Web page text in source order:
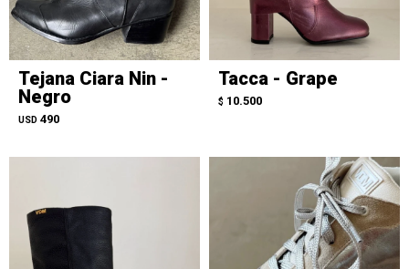
Tejana Ciara Nin -
Negro
USD 490
Tacca - Grape
$ 10.500